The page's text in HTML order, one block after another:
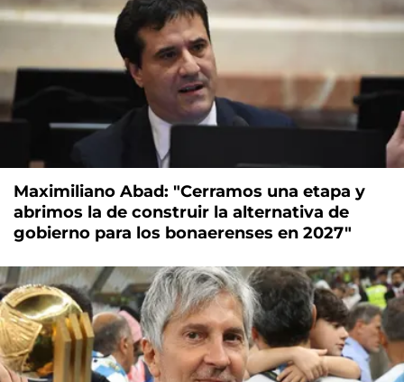
Maximiliano Abad: "Cerramos una etapa y
abrimos la de construir la alternativa de
gobierno para los bonaerenses en 2027"